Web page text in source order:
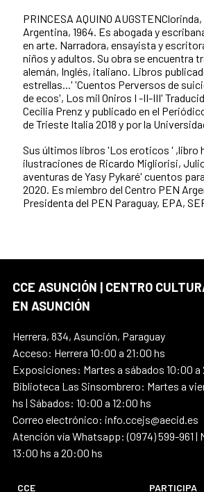
PRINCESA AQUINO
Argentina, 1964. Es abogada y
en arte. Narradora, ensayista y
niños y adultos. Su obra se encuentra
alemán, Inglés, italiano. Libros
estrellas...' 'Cuentos Perversos de
de ecos', Los mil Oniros I -II-III'
Cecilia Prenz y publicado en el
de Trieste Italia 2018 y por la
Sus últimos libros 'Los eroticos ' ,libro
ilustraciones de Ricardo Migliorisi,
aventuras de Yasy Pykaré' cuentos
2020. Es miembro del Centro PEN
Presidenta del PEN Paraguay, EPA,
CCE ASUNCIÓN | CENTRO
EN ASUNCIÓN
Herrera, 834, Asunción, Paraguay
Acceso: Herrera 10:00 a 21:00 hs
Exposiciones: Martes a sábados 10:00 a
Biblioteca Las Sinsombrero: Martes a
hs | Sábados: 10:00 a 12:00 hs
Correo electrónico: info.ccejs@aecid.es
Atención vía Whatsapp: (0974) 599-961 |
13:00 hs a 20:00 hs
CCE PARTICIPA